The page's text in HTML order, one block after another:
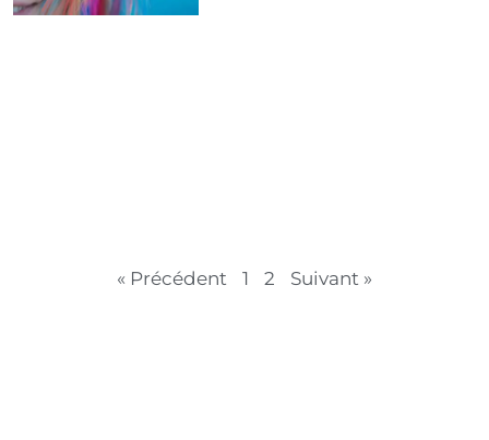
« Précédent 1 2 Suivant »